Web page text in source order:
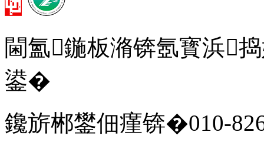
閫氳鍦板潃锛氬寳浜
鍙�
鑱旂郴鐢佃瘽锛�010-